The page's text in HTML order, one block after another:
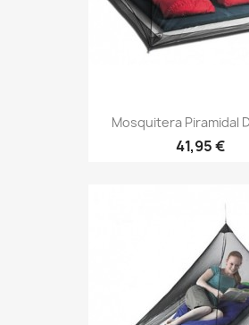
Mosquitera Piramidal
Precio
41,95 €